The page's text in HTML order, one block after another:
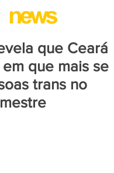
que Ceará
que mais se
trans no